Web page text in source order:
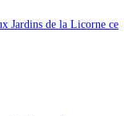
Jardins de la Licorne ce